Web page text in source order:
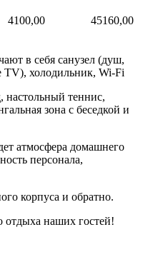
4100,00 45160,00
в себя санузел (душ,
TV), холодильник, Wi-Fi
настольный теннис,
зона с беседкой и
атмосфера домашнего
персонала,
корпуса и обратно.
отдыха наших гостей!